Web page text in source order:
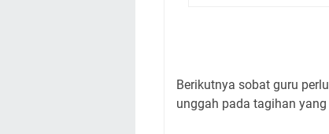
Berikutnya sobat guru
unggah pada tagihan